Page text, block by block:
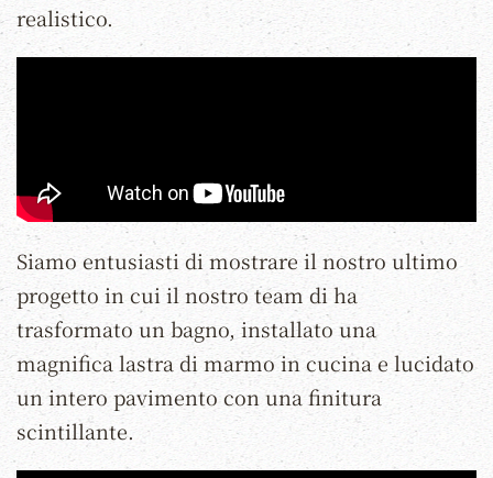
realistico.
Siamo entusiasti di mostrare il nostro ultimo
progetto in cui il nostro team di ha
trasformato un bagno, installato una
magnifica lastra di marmo in cucina e lucidato
un intero pavimento con una finitura
scintillante.